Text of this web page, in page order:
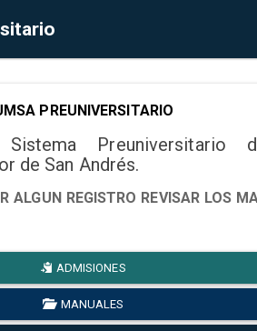
PREUNIVERSITARIO
Preuniversitario
de San Andrés.
ALGUN REGISTRO REVISAR LOS
ADMISIONES
MANUALES